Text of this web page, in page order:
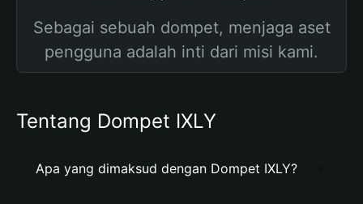
Sebagai sebuah dompet, menjaga aset
pengguna adalah inti dari misi kami.
Tentang Dompet IXLY
Apa yang dimaksud dengan Dompet IXLY?